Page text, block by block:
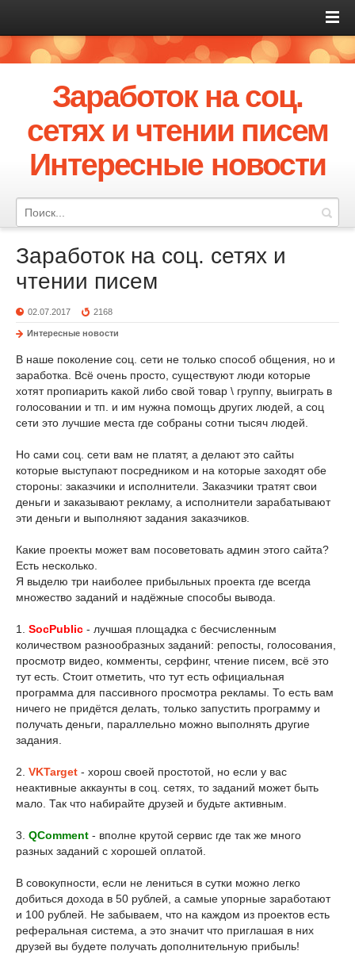
Заработок на соц.
сетях и чтении писем
Интересные новости
Заработок на соц. сетях и
чтении писем
02.07.2017 2168
Интересные новости
В наше поколение соц. сети не только способ общения, но и
заработка. Всё очень просто, существуют люди которые
хотят пропиарить какой либо свой товар \ группу, выиграть в
голосовании и тп. и им нужна помощь других людей, а соц
сети это лучшие места где собраны сотни тысяч людей.
Но сами соц. сети вам не платят, а делают это сайты
которые выступают посредником и на которые заходят обе
стороны: заказчики и исполнители. Заказчики тратят свои
деньги и заказывают рекламу, а исполнители зарабатывают
эти деньги и выполняют задания заказчиков.
Какие проекты может вам посоветовать админ этого сайта?
Есть несколько.
Я выделю три наиболее прибыльных проекта где всегда
множество заданий и надёжные способы вывода.
1. SocPublic - лучшая площадка с бесчисленным
количеством разнообразных заданий: репосты, голосования,
просмотр видео, комменты, серфинг, чтение писем, всё это
тут есть. Стоит отметить, что тут есть официальная
программа для пассивного просмотра рекламы. То есть вам
ничего не придётся делать, только запустить программу и
получать деньги, параллельно можно выполнять другие
задания.
2. VKTarget - хорош своей простотой, но если у вас
неактивные аккаунты в соц. сетях, то заданий может быть
мало. Так что набирайте друзей и будьте активным.
3. QComment - вполне крутой сервис где так же много
разных заданий с хорошей оплатой.
В совокупности, если не лениться в сутки можно легко
добиться дохода в 50 рублей, а самые упорные заработают
и 100 рублей. Не забываем, что на каждом из проектов есть
реферальная система, а это значит что приглашая в них
друзей вы будете получать дополнительную прибыль!